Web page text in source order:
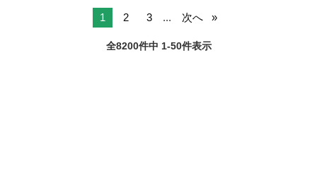
1 2 3 ... 次へ
全8200件中 1-50件表示